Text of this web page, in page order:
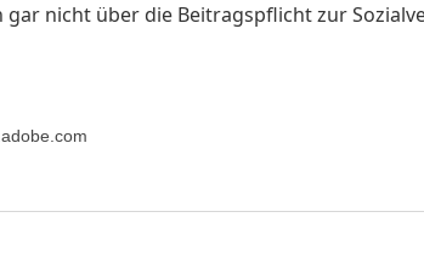
nicht über die Beitragspflicht zur